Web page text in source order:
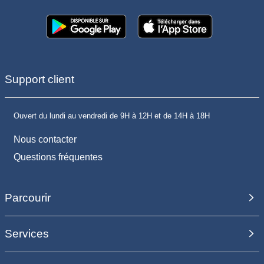
Support client
Ouvert du lundi au vendredi de 9H à 12H et de 14H à 18H
Nous contacter
Questions fréquentes
Parcourir
Services